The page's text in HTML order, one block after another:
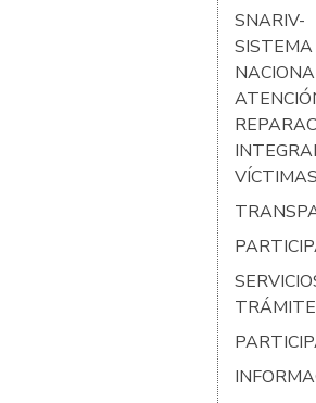
SNARIV-
SISTEMA
VÍCTIMAS